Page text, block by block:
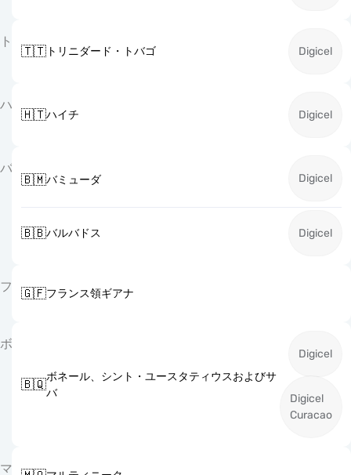
ト
🇹🇹トリニダード・トバゴ Digicel
ハ
🇭🇹ハイチ Digicel
バ
🇧🇲バミューダ Digicel
🇧🇧バルバドス Digicel
フ 🇬🇫フランス領ギアナ
ボ
🇧🇶
ボネール、シント・ユースタティウスおよびサ
バ
Digicel
Digicel
Curacao
マ